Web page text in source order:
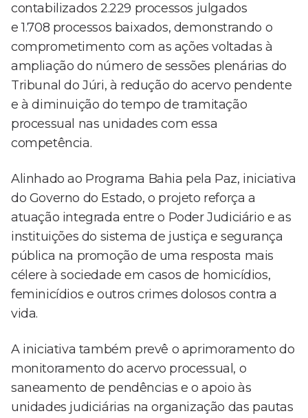
contabilizados 2.229 processos julgados
e 1.708 processos baixados, demonstrando o
comprometimento com as ações voltadas à
ampliação do número de sessões plenárias do
Tribunal do Júri, à redução do acervo pendente
e à diminuição do tempo de tramitação
processual nas unidades com essa
competência.
Alinhado ao Programa Bahia pela Paz, iniciativa
do Governo do Estado, o projeto reforça a
atuação integrada entre o Poder Judiciário e as
instituições do sistema de justiça e segurança
pública na promoção de uma resposta mais
célere à sociedade em casos de homicídios,
feminicídios e outros crimes dolosos contra a
vida.
A iniciativa também prevê o aprimoramento do
monitoramento do acervo processual, o
saneamento de pendências e o apoio às
unidades judiciárias na organização das pautas